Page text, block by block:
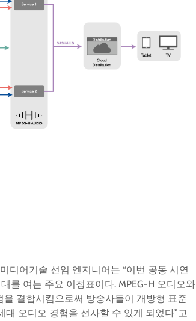
디어기술 선임 엔지니어는 “이번 공동 시연
를 여는 주요 이정표이다. MPEG-H 오디오와
을 결합시킴으로써 방송사들이 개방형 표준
오디오 경험을 선사할 수 있게 되었다”고